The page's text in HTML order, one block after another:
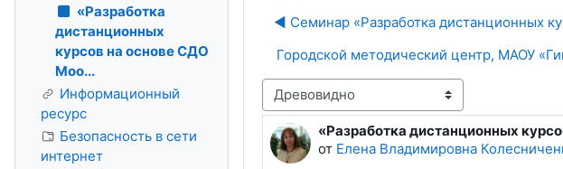
◀︎ Семинар «Разработка дистанционных
Городской методический центр, МАОУ
Режим отображения
«Разработка дистанционных
от Елена Владимировна
Количество ответов: 0
«Разработка
дистанционных
курсов на основе СДО
Moo...
Информационный
ресурс
Безопасность в сети
интернет